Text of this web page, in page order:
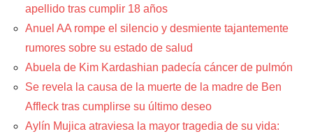
apellido tras cumplir 18 años
Anuel AA rompe el silencio y desmiente tajantemente
rumores sobre su estado de salud
Abuela de Kim Kardashian padecía cáncer de pulmón
Se revela la causa de la muerte de la madre de Ben
Affleck tras cumplirse su último deseo
Aylín Mujica atraviesa la mayor tragedia de su vida: